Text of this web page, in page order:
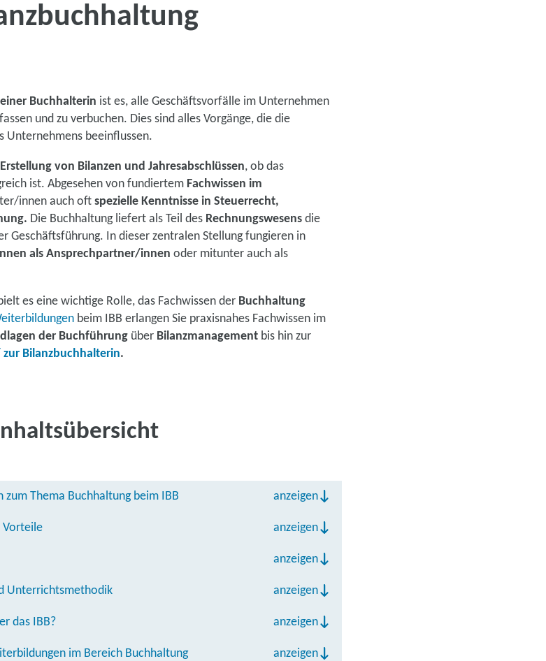
Bis zu 100 % Förderung
Kontaktieren Sie uns jetzt
Zu den Kursen
Buchhalterin ist es, alle Geschäftsvorfälle im Unternehmen
und zu verbuchen. Dies sind alles Vorgänge, die die
Unternehmens beeinflussen.
Erstellung von Bilanzen und Jahresabschlüssen, ob das
ist. Abgesehen von fundiertem Fachwissen im
innen auch oft spezielle Kenntnisse in Steuerrecht,
Die Buchhaltung liefert als Teil des Rechnungswesens die
Geschäftsführung. In dieser zentralen Stellung fungieren in
als Ansprechpartner/innen oder mitunter auch als
es eine wichtige Rolle, das Fachwissen der Buchhaltung
beim IBB erlangen Sie praxisnahes Fachwissen im
der Buchführung über Bilanzmanagement bis hin zur
Bilanzbuchhalterin.
zum Thema Buchhaltung beim IBB anzeigen
Vorteile anzeigen
anzeigen
Unterrichtsmethodik anzeigen
das IBB? anzeigen
im Bereich Buchhaltung anzeigen